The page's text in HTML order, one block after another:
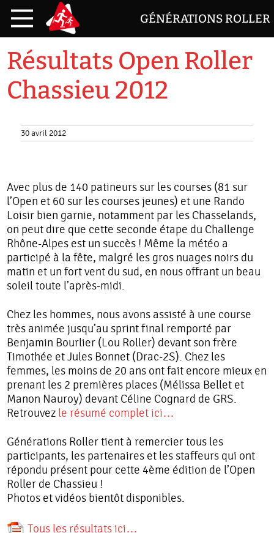
GÉNÉRATIONS ROLLER
Résultats Open Roller
Chassieu 2012
30 avril 2012
Avec plus de 140 patineurs sur les courses (81 sur
l’Open et 60 sur les courses jeunes) et une Rando
Loisir bien garnie, notamment par les Chasselands,
on peut dire que cette seconde étape du Challenge
Rhône-Alpes est un succès ! Même la météo a
participé à la fête, malgré les gros nuages noirs du
matin et un fort vent du sud, en nous offrant un beau
soleil toute l’après-midi.
Chez les hommes, nous avons assisté à une course
très animée jusqu’au sprint final remporté par
Benjamin Bourlier (Lou Roller) devant son frère
Timothée et Jules Bonnet (Drac-2S). Chez les
femmes, les moins de 20 ans ont fait encore mieux en
prenant les 2 premières places (Mélissa Bellet et
Manon Nauroy) devant Céline Cognard de GRS.
Retrouvez le résumé complet ici…
Générations Roller tient à remercier tous les
participants, les partenaires et les staffeurs qui ont
répondu présent pour cette 4ème édition de l’Open
Roller de Chassieu !
Photos et vidéos bientôt disponibles.
Tous les résultats ici…